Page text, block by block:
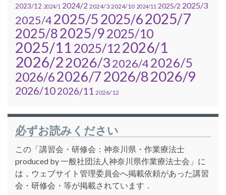
2023/12 2024/1 2024/2 2024/3 2024/10 2024/11 2025/2 2025/3
2025/42025/52025/62025/7
2025/82025/92025/10
2025/11 2025/122026/1
2026/22026/32026/42026/5
2026/62026/72026/82026/9
2026/102026/11 2026/12
必ずお読みください
この「講習会・研修会：神奈川県・作業療法士
produced by 一般社団法人神奈川県作業療法士会」に
は，ウェブサイト管理委員会へ掲載依頼があった講習
会・研修会・等が掲載されています．